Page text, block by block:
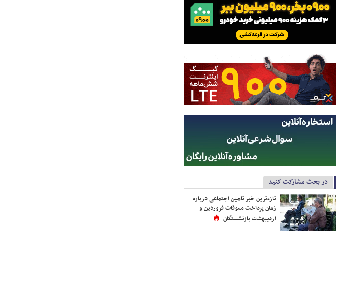
در بحث مشارکت کنید
تازه‌ترین خبر تامین اجتماعی درباره
زمان پرداخت معوقات فروردین و
اردیبهشت بازنشستگان